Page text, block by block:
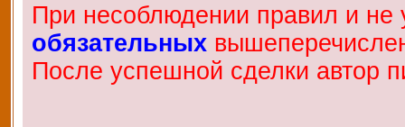
При несоблюдении правил и не
обязательных
После успешной сделки автор